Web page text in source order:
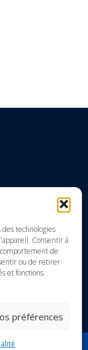
technologies
Consentir à
de
ou de retirer
et fonctions.
préférences